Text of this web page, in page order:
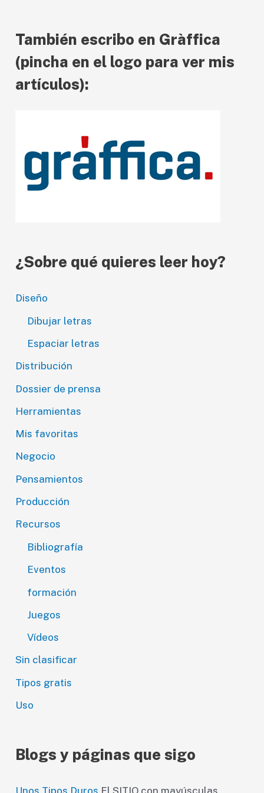
t
o
r
También escribo en Gràffica
(pincha en el logo para ver mis
artículos):
¿Sobre qué quieres leer hoy?
Diseño
Dibujar letras
Espaciar letras
Distribución
Dossier de prensa
Herramientas
Mis favoritas
Negocio
Pensamientos
Producción
Recursos
Bibliografía
Eventos
formación
Juegos
Vídeos
Sin clasificar
Tipos gratis
Uso
Blogs y páginas que sigo
Unos Tipos Duros El SITIO con mayúsculas